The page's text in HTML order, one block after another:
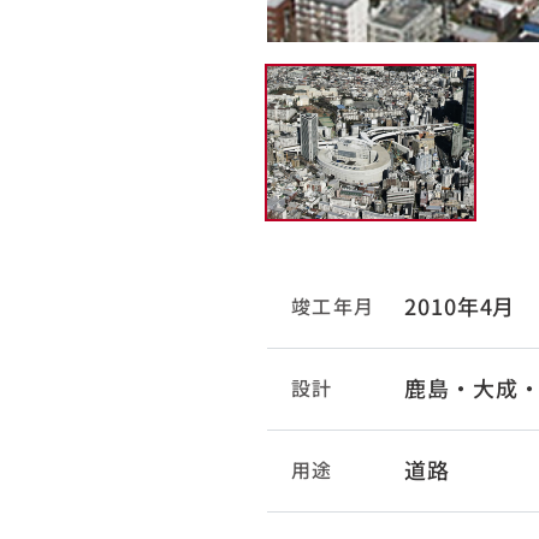
竣工年月 2010年4月
設計 鹿島・大成
用途 道路